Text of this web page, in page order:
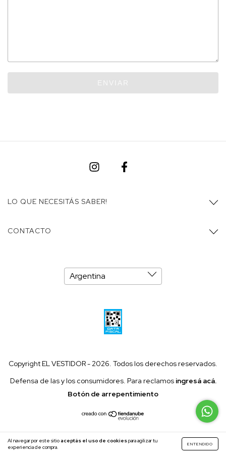
Al navegar por este sitioaceptás el uso de cookiespara agilizar tu
experiencia de compra.
ENTENDIDO
ENVIAR
LO QUE NECESITÁS SABER!
CONTACTO
Copyright EL VESTIDOR - 2026. Todos los derechos reservados.
Defensa de las y los consumidores. Para reclamos ingresá acá.
Botón de arrepentimiento